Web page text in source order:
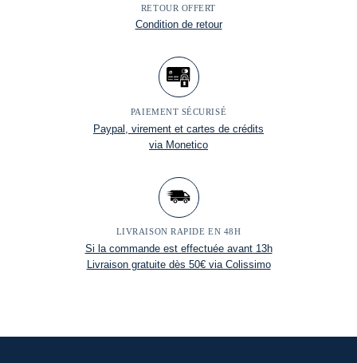
RETOUR OFFERT
Condition de retour
PAIEMENT SÉCURISÉ
Paypal, virement et cartes de crédits
via Monetico
LIVRAISON RAPIDE EN 48H
Si la commande est effectuée avant 13h
Livraison gratuite dès 50€ via Colissimo